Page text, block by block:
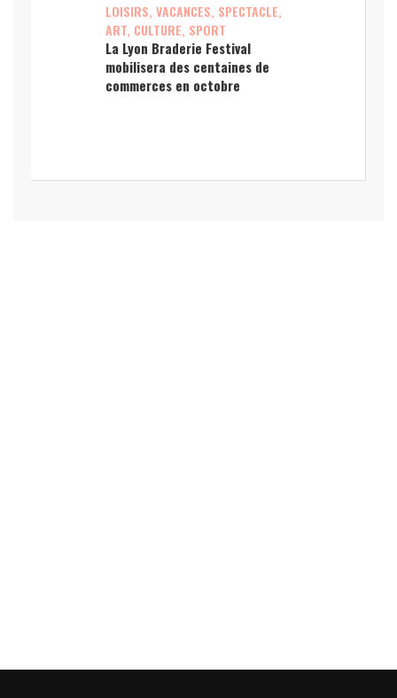
LOISIRS, VACANCES, SPECTACLE,
ART, CULTURE, SPORT
La Lyon Braderie Festival
mobilisera des centaines de
commerces en octobre